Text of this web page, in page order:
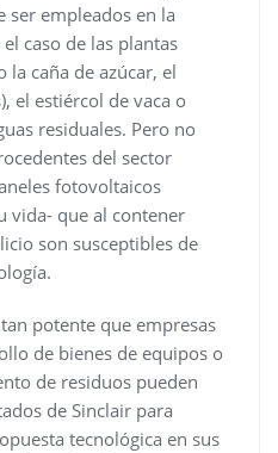
ser empleados en la
el caso de las plantas
caña de azúcar, el
el estiércol de vaca o
residuales. Pero no
del sector
fotovoltaicos
vida- que al contener
son susceptibles de
potente que empresas
de bienes de equipos o
de residuos pueden
de Sinclair para
tecnológica en sus